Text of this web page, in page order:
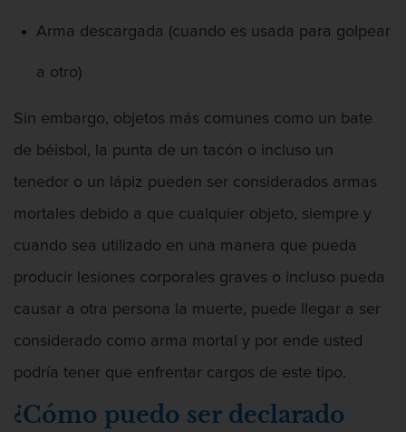
Vandalismo
Delitos De Armas
Armas Prohibidas en California
Aumento de Sentencia por Armas de
Fuego
Descarga Negligente de un Arma de
Portar un Arma de Fuego Cargada
Portar un Arma de Fuego Oculta
Chocar y huir
Arma descargada (cuando es usada para golpear
a otro)
Sin embargo, objetos más comunes como un bate
de béisbol, la punta de un tacón o incluso un
tenedor o un lápiz pueden ser considerados armas
mortales debido a que cualquier objeto, siempre y
cuando sea utilizado en una manera que pueda
producir lesiones corporales graves o incluso pueda
causar a otra persona la muerte, puede llegar a ser
considerado como arma mortal y por ende usted
podría tener que enfrentar cargos de este tipo.
¿Cómo puedo ser declarado